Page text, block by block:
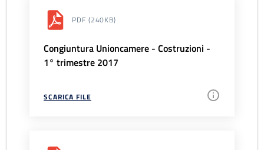
PDF (240KB)
Congiuntura Unioncamere - Costruzioni -
1° trimestre 2017
SCARICA FILE